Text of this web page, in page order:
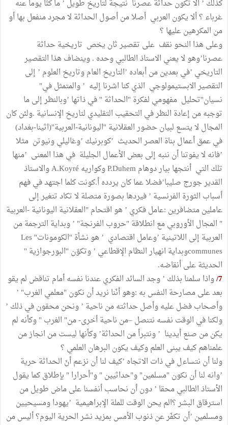
كذلك ’ ألا تكون حداثة عصرنا نتيجة لتاريخ طويل ’ ما كنّا يوما عنه
غرباء ؟ ألا يكون العربي أصلا من أصول الحداثة لا مجرد منفعل بها أو
من المكرهين عليها ؟
وعلى هذا النحو نقف على تقصير ثان يخص تاريخية حداثة
عصرنا’وهو لا يعني الاستاذ الطالبي وحده . وينضاف هذا التقصير
التاريخي ’في بعدين من أبعاده ’التاريخ العام وتاريخ العلوم ’ إلى
التقصير الابستيمولوجي الذي كنا اشرنا إليه ’ والمتمثل في"
نسيان''تحليل مفهومي لفكرة ''الحداثة '' في ذاتها ’وبالنظر إلى ما
توجبه من إعادة النظر في التحقيب التقليدي لتاريخ الإنسانية .ولئن كان
المجال لا يتسع لبيان حضور العقلانية ''اليونانية-العربية''(اثينا-بغداد)
في عمق أعمال بناة العصر الحديث ’كوبرنيك ’وغاليلي ونيوتن مثلا
’فانه لا يفوتنا أن ننبه إلى بعض الأعمال الجليلة في هذا المعنى ’منها
تلك التي أنتجها بيار دوهام P.Duhem وكواريه A.Koyré والاستاذ
القدير جورج صليبا’فضلا عما كان يردده أ.كونت كلما اجتهد في فهم
أسباب الثورة الفرنسية ’ فيردها بصورة متصلة لا تكاد تتغير إلى
عاملين متضافرين :عامل فكري ’ هو اقتحام "العقلانية اليونانية -العربية
" المجال الأوروبي مع انطلاقة "حروب الفرنجة" ’ وبداية الترجمة من
العربية إلى اللاتينية ’وعامل اقتصادي ’ هو نشأة ''الكومونات'' Les
communesوبداية انهيار النظام الإقطاعي ’ وتكوّن ''البورجوازية ''
الحديثة على أنقاضه.
7/ واذا سلمنا بذلك ’ وجد السائد الفكري عندنا نفسه أمام تناقض لم يقو
بعد على مصارحة النفس به :وهو أنّنا نريد أن نكون "معلمي الغرب" ’
وأصحاب فضل عليه وأصل حداثته من ناحية ’ ونحن محقون في ذلك ’
ولكنا في الوقت نفسه نتنصل –من ناحية أخرى- من" الغرب " وكأنه لم
يكن من صنع أيدينا ’ ونتبرأ من الحداثة’ وكأنها ليست من انجاز من
علمناهم كيف يبنى العلم وكيف يكون البرهان العلمي ؟
ولنا أن نتساءل في ذات الاتجاه ’كيف لنا أن نزعم أنّ الحداثة حرية
’وانه لنا أن نكون "مسلمين" و"حداثيين " و"أحرارا " بإطلاق كما يقول
الأستاذ الطالبي محقا ’ دون أن نحاسب أنفسنا على ماض طويل من
استرقاق البشر ؟الم يحن الوقت للملة الإبراهيمية ’يهودا ومسيحيين
ومسلمين ’أن تكفّر عن ذنوب الأمس بمزيد نشر الحرية اليوم؟ أليس من